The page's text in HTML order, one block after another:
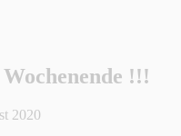
!!!
2020